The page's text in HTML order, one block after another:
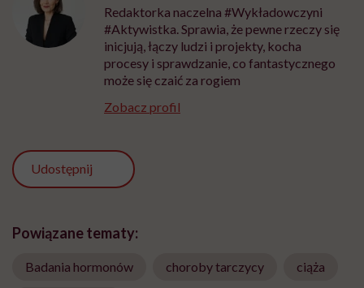
Redaktorka naczelna #Wykładowczyni
#Aktywistka. Sprawia, że pewne rzeczy się
inicjują, łączy ludzi i projekty, kocha
procesy i sprawdzanie, co fantastycznego
może się czaić za rogiem
Zobacz profil
Udostępnij
Powiązane tematy:
Badania hormonów choroby tarczycy ciąża